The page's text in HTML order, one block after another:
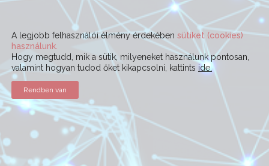
A legjobb felhasználói élmény érdekében sütiket (cookies)
használunk.
Hogy megtudd, mik a sütik, milyeneket használunk pontosan,
valamint hogyan tudod őket kikapcsolni, kattints ide.
Rendben van